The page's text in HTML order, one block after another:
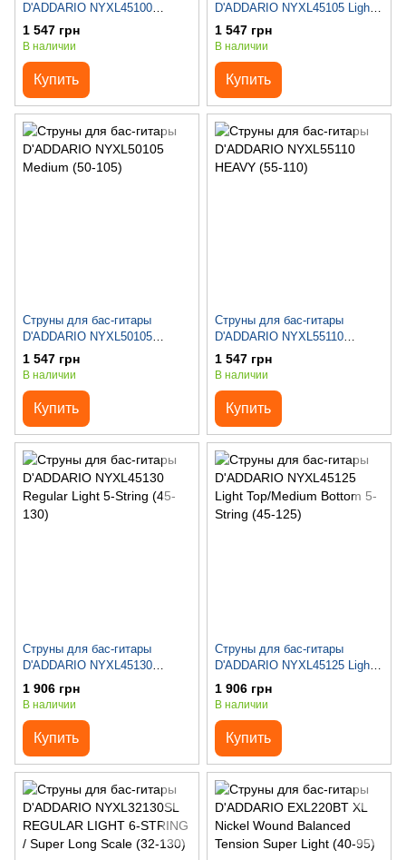
D'ADDARIO NYXL45100
Regular Light (45-100)
1 547 грн
В наличии
Купить
D'ADDARIO NYXL45105 Light
Top/Med Bottom (45-105)
1 547 грн
В наличии
Купить
Струны для бас-гитары
D'ADDARIO NYXL50105
Medium (50-105)
1 547 грн
В наличии
Купить
Струны для бас-гитары
D'ADDARIO NYXL55110
HEAVY (55-110)
1 547 грн
В наличии
Купить
Струны для бас-гитары
D'ADDARIO NYXL45130
Regular Light 5-String (45-130)
1 906 грн
В наличии
Купить
Струны для бас-гитары
D'ADDARIO NYXL45125 Light
Top/Medium Bottom 5-String
(45-125)
1 906 грн
В наличии
Купить